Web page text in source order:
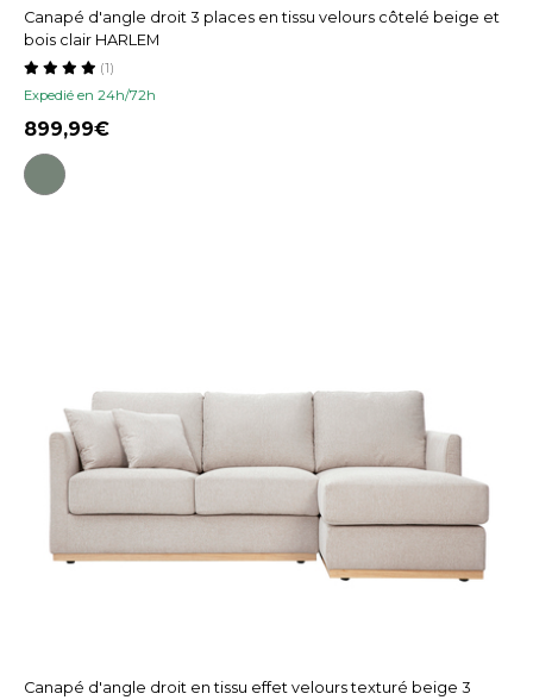
Canapé d'angle droit 3 places en tissu velours côtelé beige et
bois clair HARLEM
Expedié en 24h/72h
(1)
899,99
Canapé d'angle droit en tissu effet velours texturé beige 3